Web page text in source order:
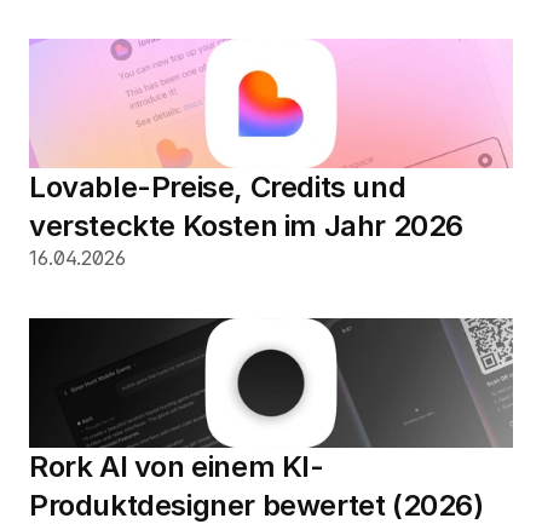
Lovable-Preise, Credits und
versteckte Kosten im Jahr 2026
16.04.2026
Rork AI von einem KI-
Produktdesigner bewertet (2026)